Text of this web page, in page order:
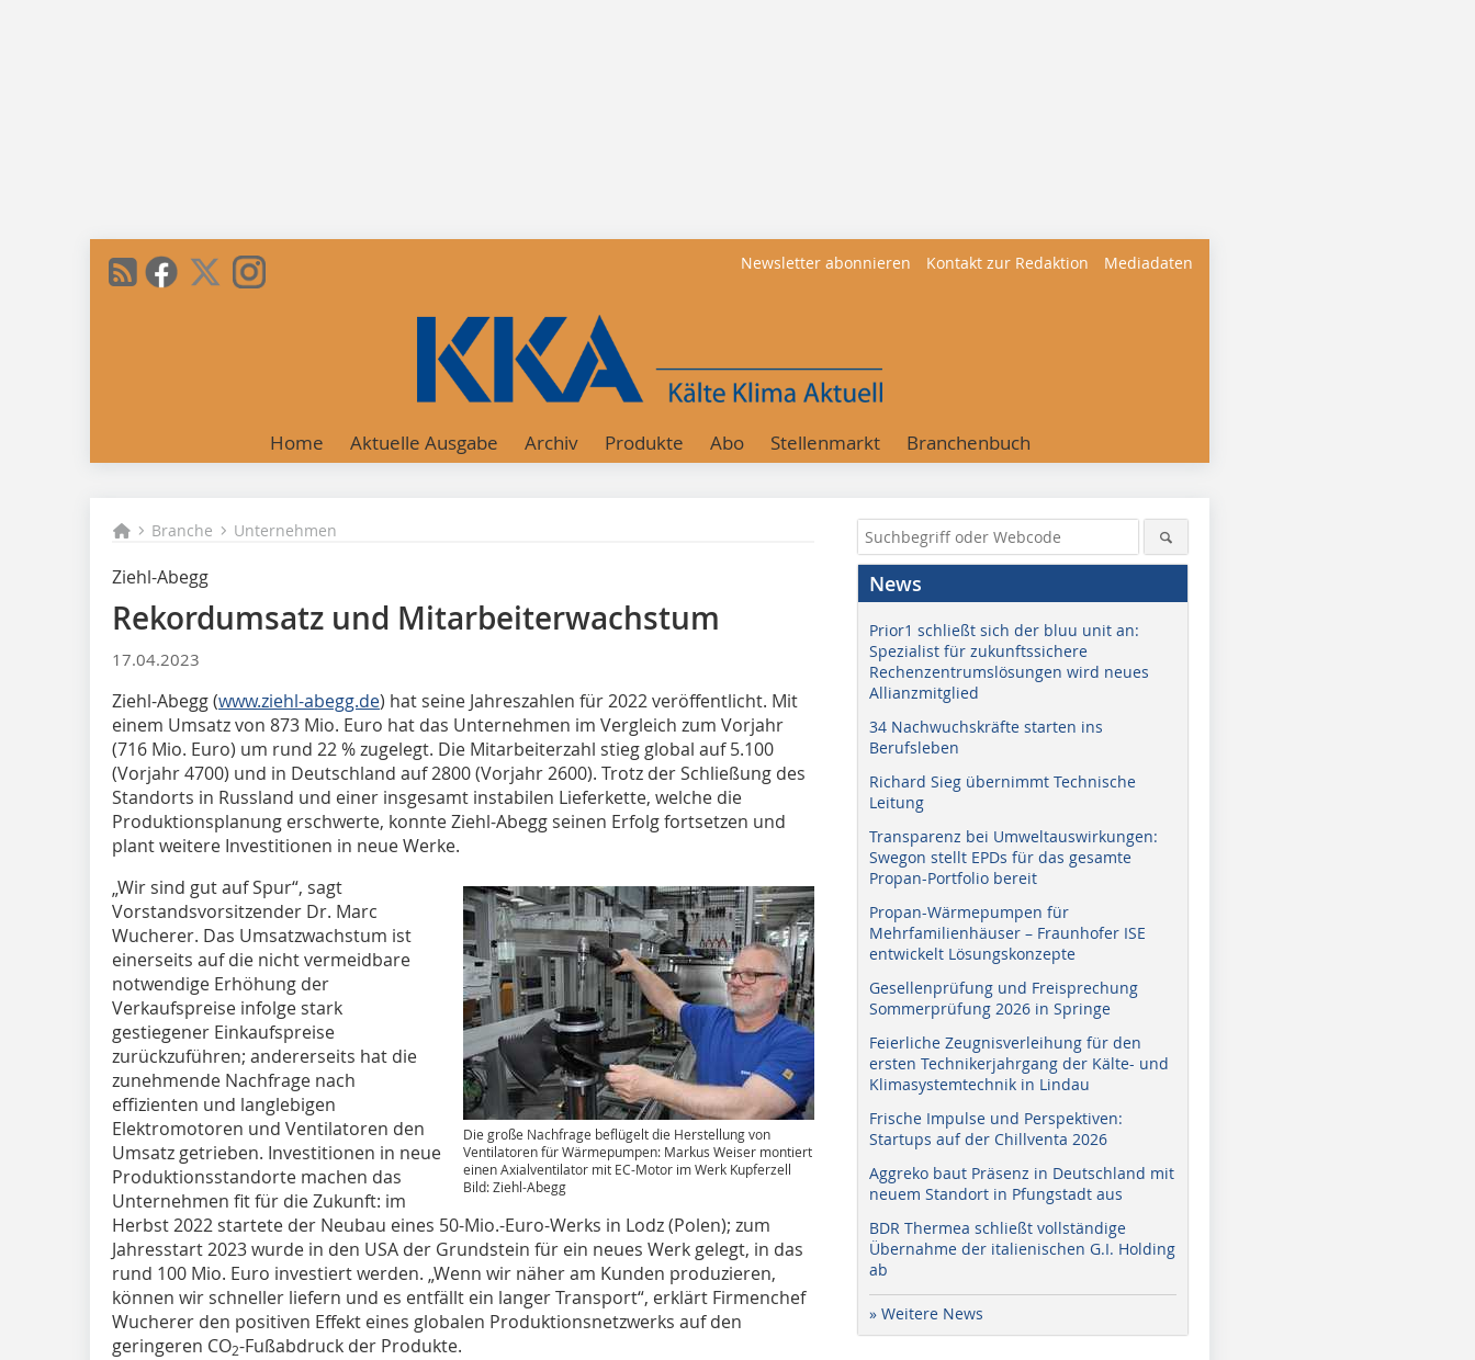
Newsletter abonnieren Kontakt zur Redaktion Mediadaten
Home Aktuelle Ausgabe Archiv Produkte Abo Stellenmarkt Branchenbuch
Branche Unternehmen
Ziehl-Abegg
Rekordumsatz und Mitarbeiterwachstum
17.04.2023
Ziehl-Abegg (www.ziehl-abegg.de) hat seine Jahreszahlen für 2022 veröffentlicht. Mit
einem Umsatz von 873 Mio. Euro hat das Unternehmen im Vergleich zum Vorjahr
(716 Mio. Euro) um rund 22 % zugelegt. Die Mitarbeiterzahl stieg global auf 5.100
(Vorjahr 4700) und in Deutschland auf 2800 (Vorjahr 2600). Trotz der Schließung des
Standorts in Russland und einer insgesamt instabilen Lieferkette, welche die
Produktionsplanung erschwerte, konnte Ziehl-Abegg seinen Erfolg fortsetzen und
plant weitere Investitionen in neue Werke.
Die große Nachfrage beflügelt die Herstellung von
Ventilatoren für Wärmepumpen: Markus Weiser montiert
einen Axialventilator mit EC-Motor im Werk Kupferzell
Bild: Ziehl-Abegg
„Wir sind gut auf Spur“, sagt
Vorstandsvorsitzender Dr. Marc
Wucherer. Das Umsatzwachstum ist
einerseits auf die nicht vermeidbare
notwendige Erhöhung der
Verkaufspreise infolge stark
gestiegener Einkaufspreise
zurückzuführen; andererseits hat die
zunehmende Nachfrage nach
effizienten und langlebigen
Elektromotoren und Ventilatoren den
Umsatz getrieben. Investitionen in neue
Produktionsstandorte machen das
Unternehmen fit für die Zukunft: im
Herbst 2022 startete der Neubau eines 50-Mio.-Euro-Werks in Lodz (Polen); zum
Jahresstart 2023 wurde in den USA der Grundstein für ein neues Werk gelegt, in das
rund 100 Mio. Euro investiert werden. „Wenn wir näher am Kunden produzieren,
können wir schneller liefern und es entfällt ein langer Transport“, erklärt Firmenchef
Wucherer den positiven Effekt eines globalen Produktionsnetzwerks auf den
geringeren CO2-Fußabdruck der Produkte.
News
Prior1 schließt sich der bluu unit an:
Spezialist für zukunftssichere
Rechenzentrumslösungen wird neues
Allianzmitglied
34 Nachwuchskräfte starten ins
Berufsleben
Richard Sieg übernimmt Technische
Leitung
Transparenz bei Umweltauswirkungen:
Swegon stellt EPDs für das gesamte
Propan-Portfolio bereit
Propan-Wärmepumpen für
Mehrfamilienhäuser – Fraunhofer ISE
entwickelt Lösungskonzepte
Gesellenprüfung und Freisprechung
Sommerprüfung 2026 in Springe
Feierliche Zeugnisverleihung für den
ersten Technikerjahrgang der Kälte- und
Klimasystemtechnik in Lindau
Frische Impulse und Perspektiven:
Startups auf der Chillventa 2026
Aggreko baut Präsenz in Deutschland mit
neuem Standort in Pfungstadt aus
BDR Thermea schließt vollständige
Übernahme der italienischen G.I. Holding
ab
» Weitere News